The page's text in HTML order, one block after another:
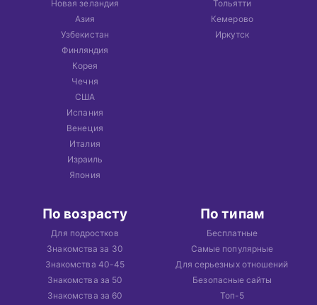
Новая зеландия
Азия
Узбекистан
Финляндия
Корея
Чечня
США
Испания
Венеция
Италия
Израиль
Япония
Тольятти
Кемерово
Иркутск
По возрасту
Для подростков
Знакомства за 30
Знакомства 40-45
Знакомства за 50
Знакомства за 60
По типам
Бесплатные
Самые популярные
Для серьезных отношений
Безопасные сайты
Топ-5